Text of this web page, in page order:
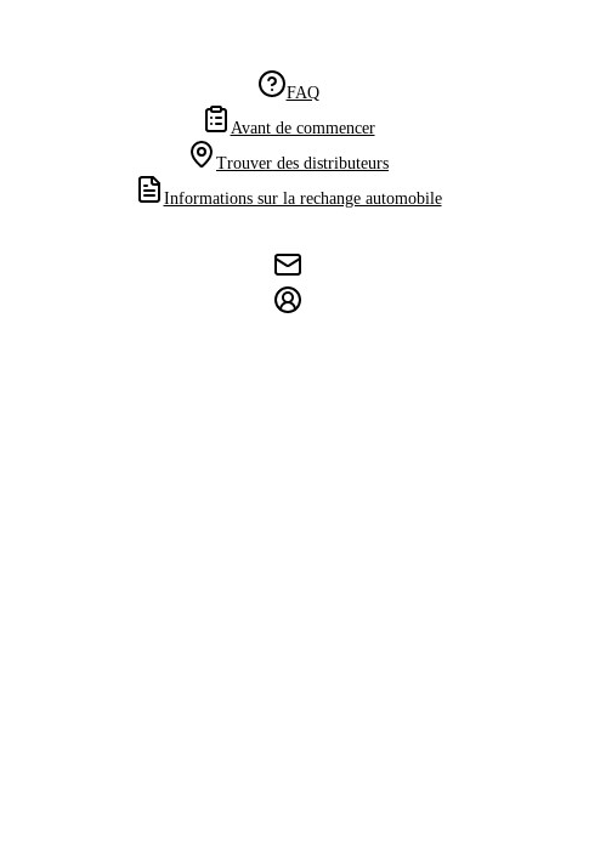
FAQ
Avant de commencer
Trouver des distributeurs
Informations sur la rechange automobile